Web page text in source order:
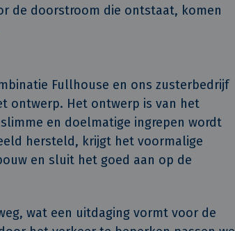
de doorstroom die ontstaat, komen
Fullhouse en ons zusterbedrijf
ontwerp. Het ontwerp is van het
en doelmatige ingrepen wordt
hersteld, krijgt het voormalige
en sluit het goed aan op de
wat een uitdaging vormt voor de